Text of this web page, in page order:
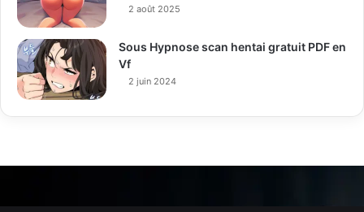
2 août 2025
Sous Hypnose scan hentai gratuit PDF en
Vf
2 juin 2024